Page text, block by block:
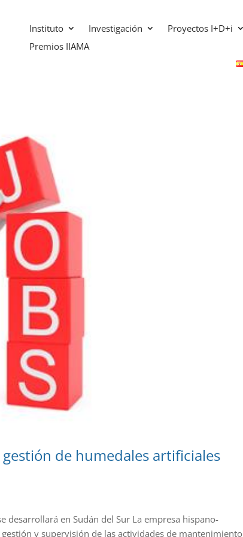
Instituto Investigación Proyectos I+D+i
Premios IIAMA
gestión de humedales artificiales
desarrollará en Sudán del Sur La empresa hispano-
y supervisión de las actividades de mantenimiento